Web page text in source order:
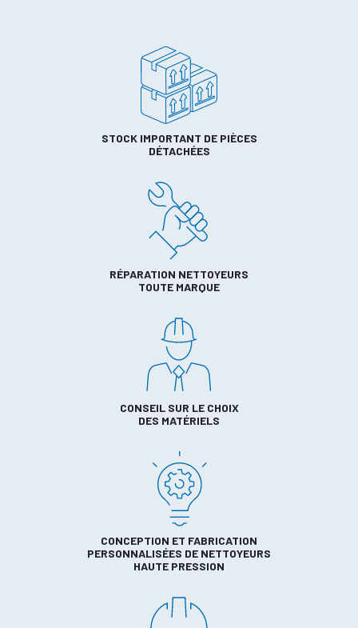
STOCK IMPORTANT DE PIÈCES
DÉTACHÉES
RÉPARATION NETTOYEURS
TOUTE MARQUE
CONSEIL SUR LE CHOIX
DES MATÉRIELS
CONCEPTION ET FABRICATION
PERSONNALISÉES DE NETTOYEURS
HAUTE PRESSION